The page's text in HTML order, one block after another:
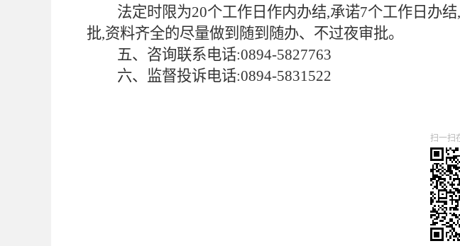
法定时限为20个工作日作内办结,承诺7个工作日办
批,资料齐全的尽量做到随到随办、不过夜审批。
五、咨询联系电话:0894-5827763
六、监督投诉电话:0894-5831522
扫一扫